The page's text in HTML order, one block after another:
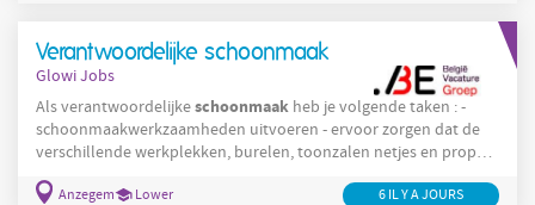
taken Als
Verantwoordelijke schoonmaak
Glowi Jobs
Als verantwoordelijkeschoonmaak heb je volgende taken : -
schoonmaakwerkzaamheden uitvoeren - ervoor zorgen dat de
verschillende werkplekken, burelen, toonzalen netjes en proper
zijn - naleven van hygiëne- en kwaliteitsnormen - problemen en
verbeterpunten signaleren. Trefwoorden : schoonmaak,
Anzegem Lower 6 IL Y A JOURS